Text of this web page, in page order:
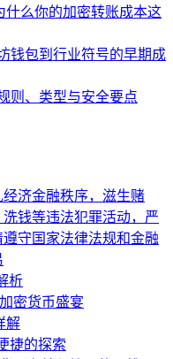
什么你的加密转账成本这
钱包到行业符号的早期成
则、类型与安全要点
济金融秩序，滋生赌
钱等违法犯罪活动，严
守国家法律法规和金融
析
密货币盛宴
解
捷的探索